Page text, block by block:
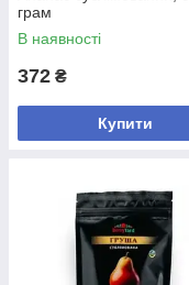
грам
В наявності
372 ₴
Купити